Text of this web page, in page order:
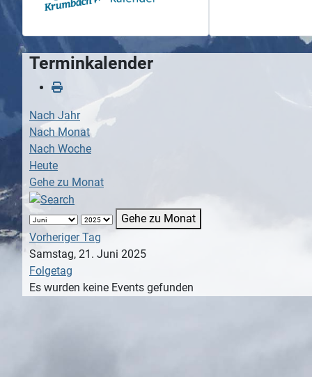
Terminkalender
Nach Jahr
Nach Monat
Nach Woche
Heute
Gehe zu Monat
Gehe zu Monat
Vorheriger Tag
Samstag, 21. Juni 2025
Folgetag
Es wurden keine Events gefunden